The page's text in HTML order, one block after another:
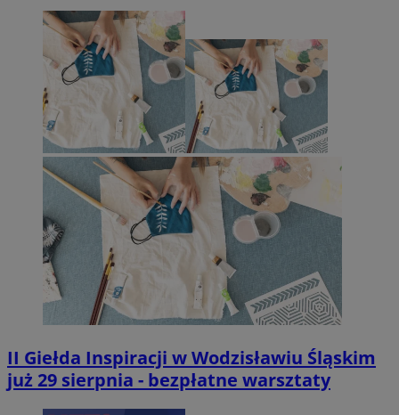
II Giełda Inspiracji w Wodzisławiu Śląskim
już 29 sierpnia - bezpłatne warsztaty